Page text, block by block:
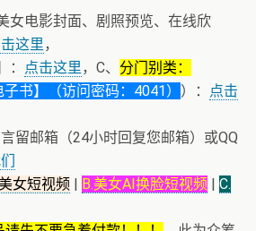
女电影封面、剧照预览、在线欣
这里，
点击这里，C、 分门别类：
子书】（访问密码：4041） ）：
点击
留邮箱（24小时回复您邮箱）或QQ
女短视频 | B.美女AI换脸短视频 | C.